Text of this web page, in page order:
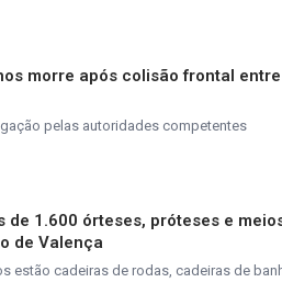
morre após colisão frontal
pelas autoridades competentes
de 1.600 órteses, próteses e
de Valença
estão cadeiras de rodas, cadeiras de